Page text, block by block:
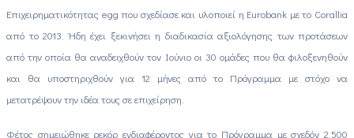
Επιχειρηματικότητας egg που σχεδίασε και υλοποιεί η Eurobank με το Corallia
από το 2013. Ήδη έχει ξεκινήσει η διαδικασία αξιολόγησης των προτάσεων
από την οποία θα αναδειχθούν τον Ιούνιο οι 30 ομάδες που θα φιλοξενηθούν
και θα υποστηριχθούν για 12 μήνες από το Πρόγραμμα με στόχο να
μετατρέψουν την ιδέα τους σε επιχείρηση.
Φέτος σημειώθηκε ρεκόρ ενδιαφέροντος για το Πρόγραμμα με σχεδόν 2.500